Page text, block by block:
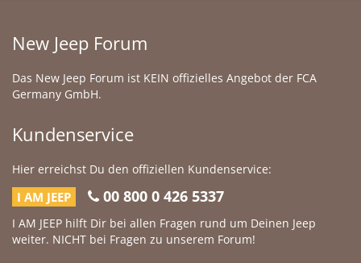
New Jeep Forum
Das New Jeep Forum ist KEIN offizielles Angebot der FCA
Germany GmbH.
Kundenservice
Hier erreichst Du den offiziellen Kundenservice:
I AM JEEP 00 800 0 426 5337
I AM JEEP hilft Dir bei allen Fragen rund um Deinen Jeep
weiter. NICHT bei Fragen zu unserem Forum!